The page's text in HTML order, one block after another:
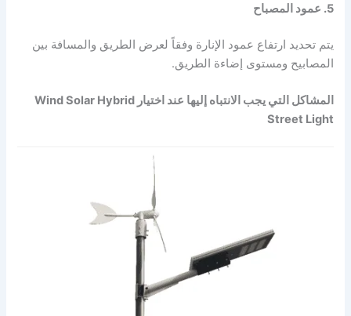
5. عمود المصباح
يتم تحديد ارتفاع عمود الإنارة وفقاً لعرض الطريق والمسافة بين
المصابيح ومستوى إضاءة الطريق.
المشاكل التي يجب الانتباه إليها عند اختيار Wind Solar Hybrid
Street Light